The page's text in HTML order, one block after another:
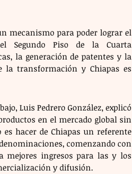
mecanismo para poder lograr el
Segundo Piso de la Cuarta
la generación de patentes y la
la transformación y Chiapas es
Luis Pedrero González, explicó
en el mercado global sin
hacer de Chiapas un referente
comenzando con
mejores ingresos para las y los
y difusión.